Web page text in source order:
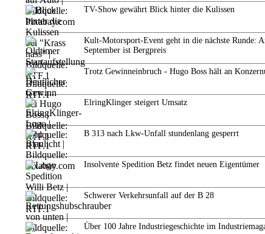
TV-Show gewährt Blick hinter die Kulissen
Kult-Motorsport-Event geht in die nächste Runde:
September ist Bergpreis
Trotz Gewinneinbruch - Hugo Boss hält an
ElringKlinger steigert Umsatz
B 313 nach Lkw-Unfall stundenlang gesperrt
Insolvente Spedition Betz findet neuen Eigentümer
Schwerer Verkehrsunfall auf der B 28
Über 100 Jahre Industriegeschichte im